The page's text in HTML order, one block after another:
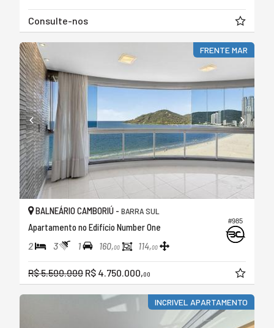
Consulte-nos
FRENTE MAR
#985
BALNEÁRIO CAMBORIÚ - BARRA SUL
Apartamento no Edifício Number One
2 3 1 160,00 114,00
R$ 5.500.000 R$ 4.750.000,00
INCRIVEL APARTAMENTO